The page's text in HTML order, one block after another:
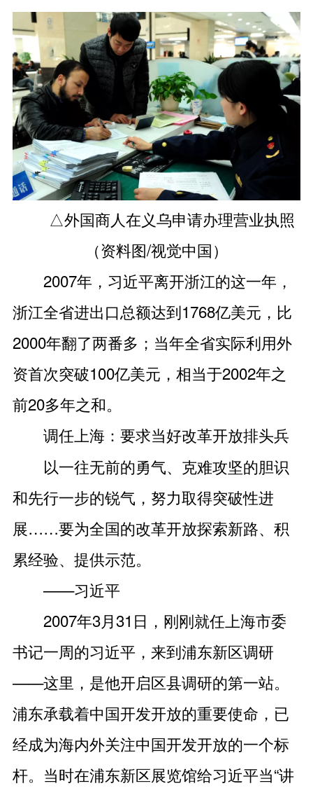
△外国商人在义乌申请办理营业执照
（资料图/视觉中国）
2007年，习近平离开浙江的这一年，
浙江全省进出口总额达到1768亿美元，比
2000年翻了两番多；当年全省实际利用外
资首次突破100亿美元，相当于2002年之
前20多年之和。
调任上海：要求当好改革开放排头兵
以一往无前的勇气、克难攻坚的胆识
和先行一步的锐气，努力取得突破性进
展……要为全国的改革开放探索新路、积
累经验、提供示范。
——习近平
2007年3月31日，刚刚就任上海市委
书记一周的习近平，来到浦东新区调研
——这里，是他开启区县调研的第一站。
浦东承载着中国开发开放的重要使命，已
经成为海内外关注中国开发开放的一个标
杆。当时在浦东新区展览馆给习近平当“讲